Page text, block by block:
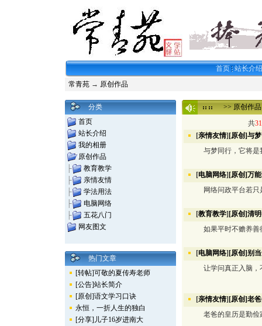
首页 站长介绍
常青苑→ 原创作品
分类
首页
站长介绍
我的相册
原创作品
├
教育教学
├
亲情友情
├
学法用法
├
电脑网络
├
五花八门
网友图文
热门文章
[转帖]可敬的夏传寿老师
[公告]站长简介
[原创]语文学习口诀
永恒，一折人生的独白
[分享]儿子16岁进南大
>> 原创作品
共
[亲情友情][原创]与
与梦同行，它将是
[电脑网络][原创]万
网络问政平台若只
[教育教学][原创]清
如果平时不赡养善
[电脑网络][原创]别
让学问真正入脑，
[亲情友情][原创]老
老爸的皇历是勤俭